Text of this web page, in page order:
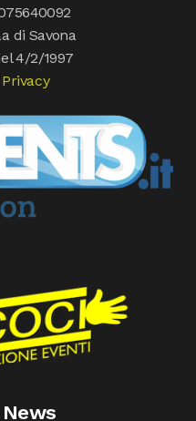
di Savona
4/2/1997
Privacy